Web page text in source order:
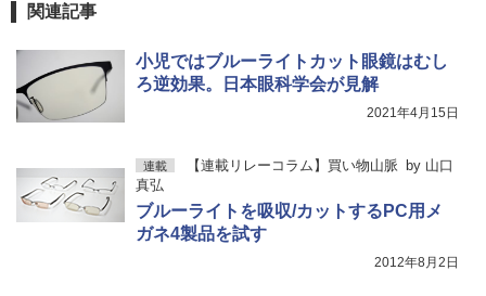
関連記事
小児ではブルーライトカット眼鏡はむし
ろ逆効果。日本眼科学会が見解
2021年4月15日
連載 【連載リレーコラム】買い物山脈 by 山口
真弘
ブルーライトを吸収/カットするPC用メ
ガネ4製品を試す
2012年8月2日